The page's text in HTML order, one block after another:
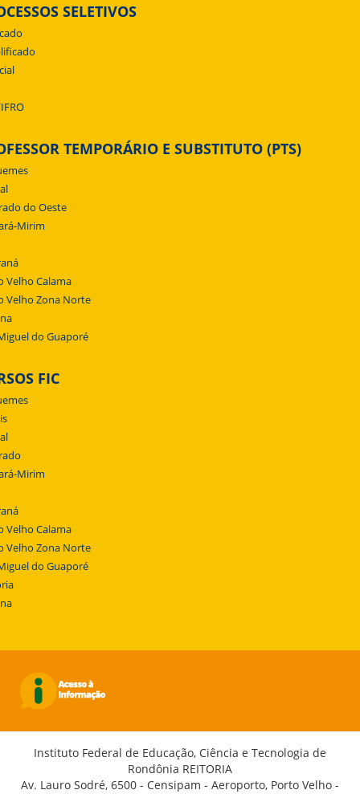
SELETIVOS
TEMPORÁRIO E SUBSTITUTO (PTS)
do Oeste
Mirim
Velho Calama
Velho Zona Norte
do Guaporé
FIC
Mirim
Velho Calama
Velho Zona Norte
do Guaporé
Instituto Federal de Educação, Ciência e Tecnologia de
Rondônia REITORIA
Av. Lauro Sodré, 6500 - Censipam - Aeroporto, Porto Velho -